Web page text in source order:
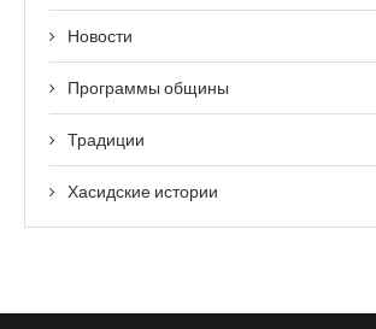
Новости
Программы общины
Традиции
Хасидские истории